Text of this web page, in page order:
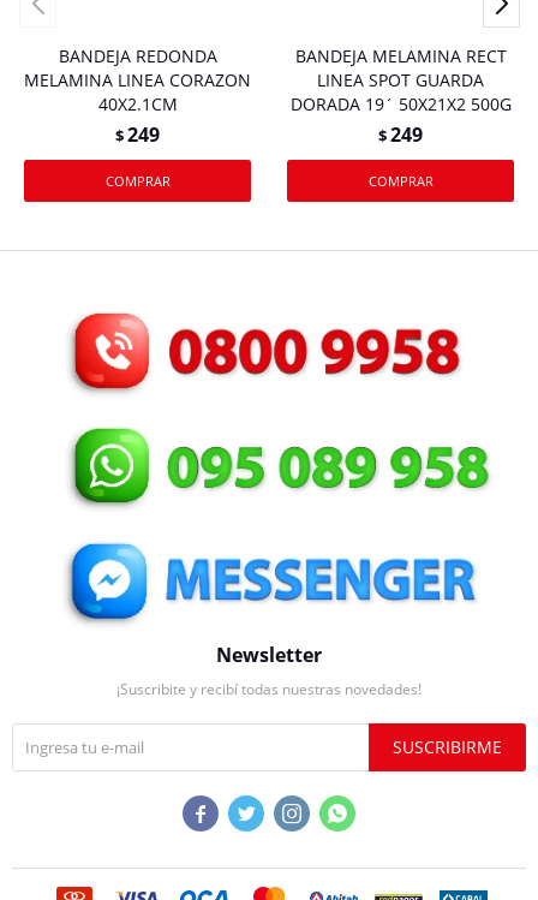
BANDEJA REDONDA
MELAMINA LINEA CORAZON
40X2.1CM
$249
BANDEJA MELAMINA RECT
LINEA SPOT GUARDA
DORADA 19´ 50X21X2 500G
$249
Newsletter
¡Suscribite y recibí todas nuestras novedades!
SUSCRIBIRME
   